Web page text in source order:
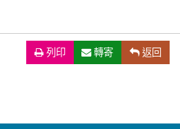
列印（另開新視窗）
轉寄 返回